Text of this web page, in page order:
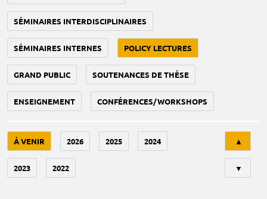
SÉMINAIRES INTERDISCIPLINAIRES
SÉMINAIRES INTERNES POLICY LECTURES
GRAND PUBLIC SOUTENANCES DE THÈSE
ENSEIGNEMENT CONFÉRENCES/WORKSHOPS
À VENIR 2026 2025 2024
2023 2022
▲
▼